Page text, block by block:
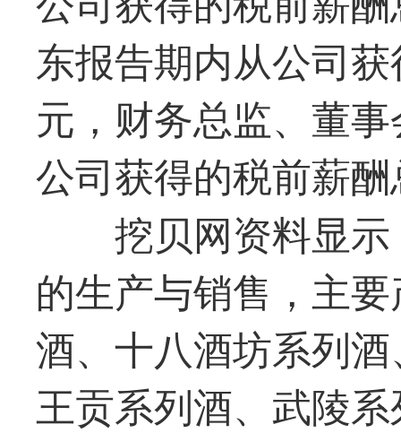
东报告期内从公司
元，财务总监、董
公司获得的税前薪
挖贝网资料显
的生产与销售，主
酒、十八酒坊系列
王贡系列酒、武陵